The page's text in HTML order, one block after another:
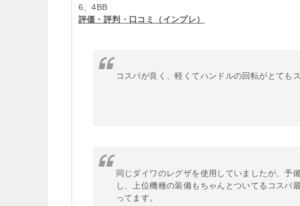
6、4BB
評価・評判・口コミ（インプレ）
コスパが良く、軽くてハンドルの回転がとても
同じダイワのレグザを使用していましたが、予
し、上位機種の装備もちゃんとついてるコスパ
ってます。